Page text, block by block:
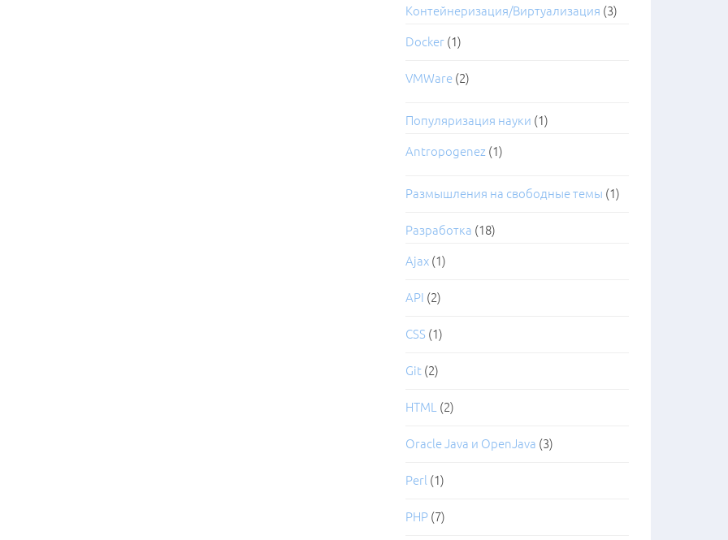
Контейнеризация/Виртуализация (3)
Docker(1)
VMWare(2)
Популяризация науки (1)
Antropogenez (1)
Размышления на свободные темы (1)
Разработка (18)
Ajax(1)
API (2)
CSS (1)
Git(2)
HTML (2)
Oracle Java и OpenJava (3)
Perl (1)
PHP(7)